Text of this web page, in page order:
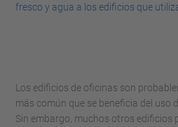
fresco y agua a los edificios que
Los edificios de oficinas son
más común que se beneficia del uso
Sin embargo, muchos otros edificios